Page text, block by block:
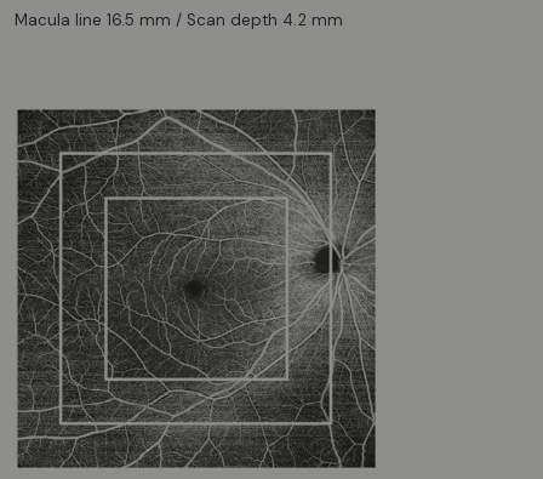
Macula line 16.5 mm / Scan depth 4.2 mm